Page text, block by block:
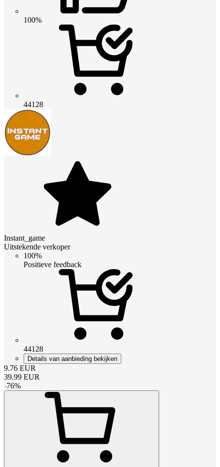
100%
44128
Instant_game
Uitstekende verkoper
100%
Positieve feedback
44128
Details van aanbieding bekijken
9.76 EUR
39.99 EUR
-76%